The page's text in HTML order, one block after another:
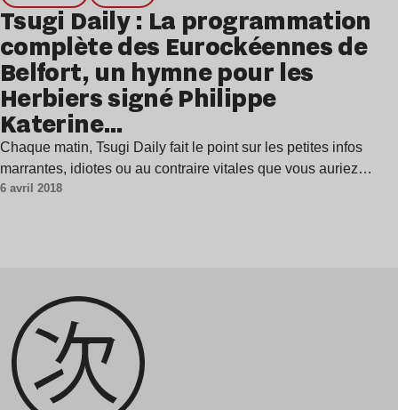
Tsugi Daily : La programmation
complète des Eurockéennes de
Belfort, un hymne pour les
Herbiers signé Philippe
Katerine…
Chaque matin, Tsugi Daily fait le point sur les petites infos
marrantes, idiotes ou au contraire vitales que vous auriez…
6 avril 2018